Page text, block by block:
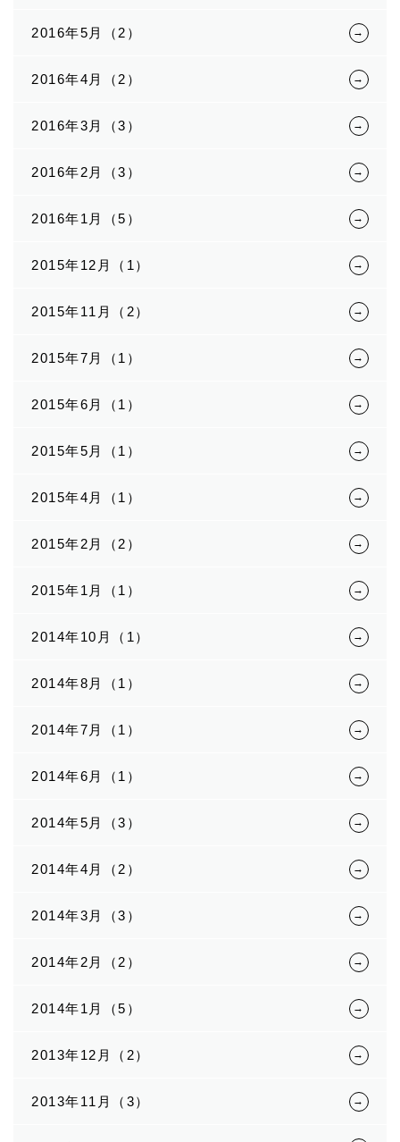
2016年5月（2）
2016年4月（2）
2016年3月（3）
2016年2月（3）
2016年1月（5）
2015年12月（1）
2015年11月（2）
2015年7月（1）
2015年6月（1）
2015年5月（1）
2015年4月（1）
2015年2月（2）
2015年1月（1）
2014年10月（1）
2014年8月（1）
2014年7月（1）
2014年6月（1）
2014年5月（3）
2014年4月（2）
2014年3月（3）
2014年2月（2）
2014年1月（5）
2013年12月（2）
2013年11月（3）